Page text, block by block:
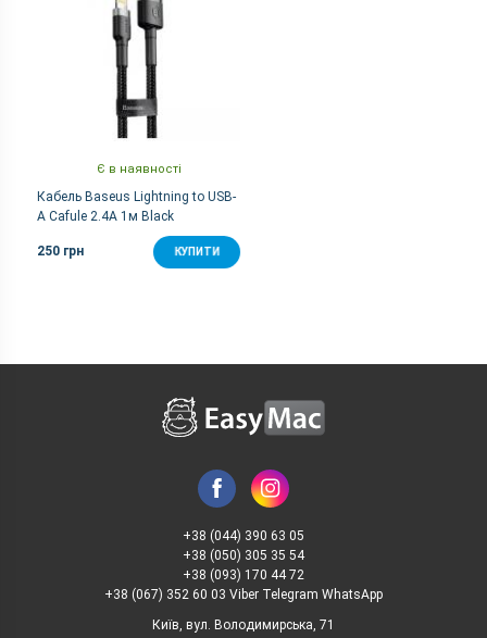
Є в наявності
Кабель Baseus Lightning to USB-
A Cafule 2.4A 1м Black
250 грн КУПИТИ
+38 (044) 390 63 05
+38 (050) 305 35 54
+38 (093) 170 44 72
+38 (067) 352 60 03 Viber Telegram WhatsApp
Київ, вул. Володимирська, 71